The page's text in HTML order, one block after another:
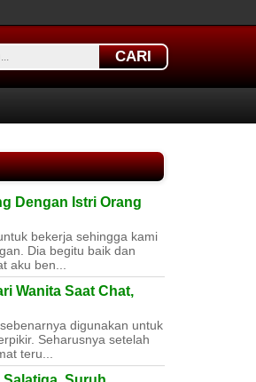
CARI
Dengan Istri Orang
bekerja sehingga kami
Dia begitu baik dan
aku ben...
Wanita Saat Chat,
digunakan untuk
Seharusnya setelah
teru...